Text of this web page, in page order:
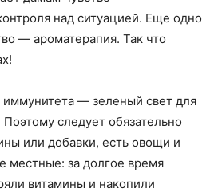
над ситуацией. Еще одно
— ароматерапия. Так что
— зеленый свет для
следует обязательно
или добавки, есть овощи и
местные: за долгое время
витамины и накопили